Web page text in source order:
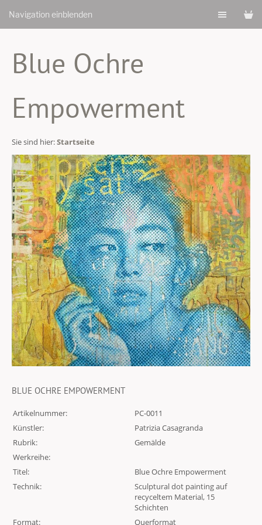
Navigation einblenden
Blue Ochre
Empowerment
Sie sind hier:Startseite
BLUE OCHRE EMPOWERMENT
Artikelnummer:
PC-0011
Künstler:
Patrizia Casagranda
Rubrik:
Gemälde
Werkreihe:
Titel:
Blue Ochre Empowerment
Technik:
Sculptural dot painting auf
recyceltem Material, 15
Schichten
Format:
Querformat